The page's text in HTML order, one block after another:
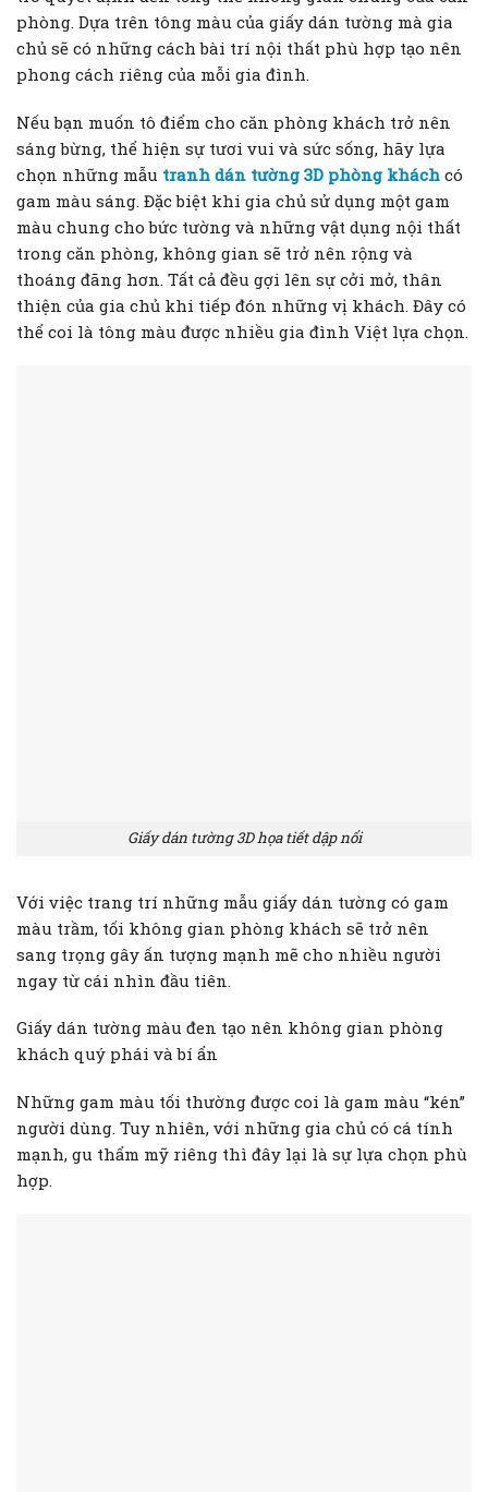
phòng. Dựa trên tông màu của giấy dán tường mà gia
chủ sẽ có những cách bài trí nội thất phù hợp tạo nên
phong cách riêng của mỗi gia đình.
Nếu bạn muốn tô điểm cho căn phòng khách trở nên
sáng bừng, thể hiện sự tươi vui và sức sống, hãy lựa
chọn những mẫu tranh dán tường 3D phòng khách có
gam màu sáng. Đặc biệt khi gia chủ sử dụng một gam
màu chung cho bức tường và những vật dụng nội thất
trong căn phòng, không gian sẽ trở nên rộng và
thoáng đãng hơn. Tất cả đều gợi lên sự cởi mở, thân
thiện của gia chủ khi tiếp đón những vị khách. Đây có
thể coi là tông màu được nhiều gia đình Việt lựa chọn.
Giấy dán tường 3D họa tiết dập nổi
Với việc trang trí những mẫu giấy dán tường có gam
màu trầm, tối không gian phòng khách sẽ trở nên
sang trọng gây ấn tượng mạnh mẽ cho nhiều người
ngay từ cái nhìn đầu tiên.
Giấy dán tường màu đen tạo nên không gian phòng
khách quý phái và bí ẩn
Những gam màu tối thường được coi là gam màu “kén”
người dùng. Tuy nhiên, với những gia chủ có cá tính
mạnh, gu thẩm mỹ riêng thì đây lại là sự lựa chọn phù
hợp.